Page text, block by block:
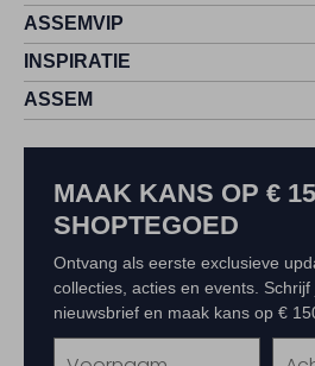
ASSEMVIP
INSPIRATIE
ASSEM
MAAK KANS OP €
SHOPTEGOED
Ontvang als eerste exclusieve
collecties, acties en events.
nieuwsbrief en maak kans op €